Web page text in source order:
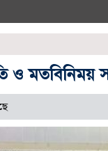
ও মতবিনিময়